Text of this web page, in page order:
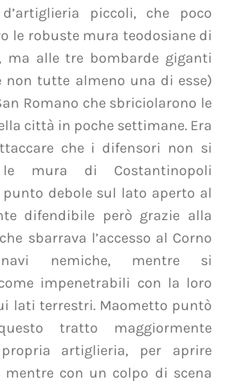
piccoli, che poco
le robuste mura teodosiane di
ma alle tre bombarde giganti
non tutte almeno una di esse)
Romano che sbriciolarono le
città in poche settimane. Era
che i difensori non si
le mura di Costantinopoli
debole sul lato aperto al
difendibile però grazie alla
sbarrava l’accesso al Corno
nemiche, mentre si
impenetrabili con la loro
lati terrestri. Maometto puntò
tratto maggiormente
artiglieria, per aprire
con un colpo di scena